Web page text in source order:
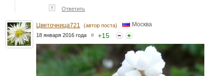
↑ Ответить
Цветочница721 (автор поста) Москва
18 января 2016 года # +15